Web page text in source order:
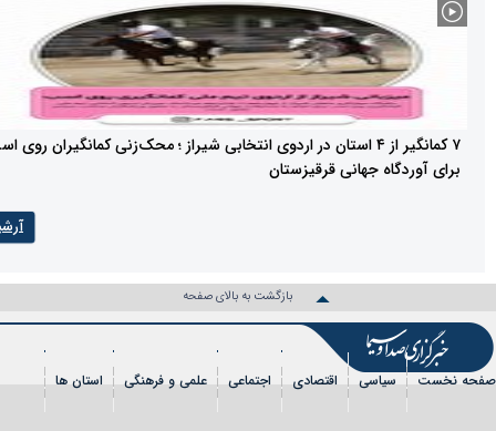
۷ کمانگیر از ۴ استان در اردوی انتخابی شیراز ؛ محک‌زنی کمانگیران روی اسب
جهانی قرقیزستان
بازگشت به بالای صفحه
سیاسی اقتصادی اجتماعی علمی و فرهنگی استان ها